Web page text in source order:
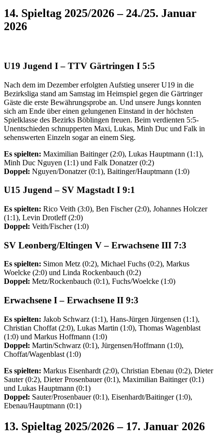
14. Spieltag 2025/2026 – 24./25. Januar
2026
U19 Jugend I– TTV Gärtringen I 5:5
Nach dem im Dezember erfolgten Aufstieg unserer U19 in die
Bezirksliga stand am Samstag im Heimspiel gegen die Gärtringer
Gäste die erste Bewährungsprobe an. Und unsere Jungs konnten
sich am Ende über einen gelungenen Einstand in der höchsten
Spielklasse des Bezirks Böblingen freuen. Beim verdienten 5:5-
Unentschieden schnupperten Maxi, Lukas, Minh Duc und Falk in
sehenswerten Einzeln sogar an einem Sieg.
Es spielten: Maximilian Baitinger (2:0), Lukas Hauptmann (1:1),
Minh Duc Nguyen (1:1) und Falk Donatzer (0:2)
Doppel: Nguyen/Donatzer (0:1), Baitinger/Hauptmann (1:0)
U15 Jugend– SV Magstadt I 9:1
Es spielten: Rico Veith (3:0), Ben Fischer (2:0), Johannes Holczer
(1:1), Levin Drotleff (2:0)
Doppel: Veith/Fischer (1:0)
SV Leonberg/Eltingen V – Erwachsene III 7:3
Es spielten: Simon Metz (0:2), Michael Fuchs (0:2), Markus
Woelcke (2:0) und Linda Rockenbauch (0:2)
Doppel: Metz/Rockenbauch (0:1), Fuchs/Woelcke (1:0)
Erwachsene I– Erwachsene II 9:3
Es spielten: Jakob Schwarz (1:1), Hans-Jürgen Jürgensen (1:1),
Christian Choffat (2:0), Lukas Martin (1:0), Thomas Wagenblast
(1:0) und Markus Hoffmann (1:0)
Doppel: Martin/Schwarz (0:1), Jürgensen/Hoffmann (1:0),
Choffat/Wagenblast (1:0)
Es spielten: Markus Eisenhardt (2:0), Christian Ebenau (0:2), Dieter
Sauter (0:2), Dieter Prosenbauer (0:1), Maximilian Baitinger (0:1)
und Lukas Hauptmann (0:1)
Doppel: Sauter/Prosenbauer (0:1), Eisenhardt/Baitinger (1:0),
Ebenau/Hauptmann (0:1)
13. Spieltag 2025/2026 – 17. Januar 2026